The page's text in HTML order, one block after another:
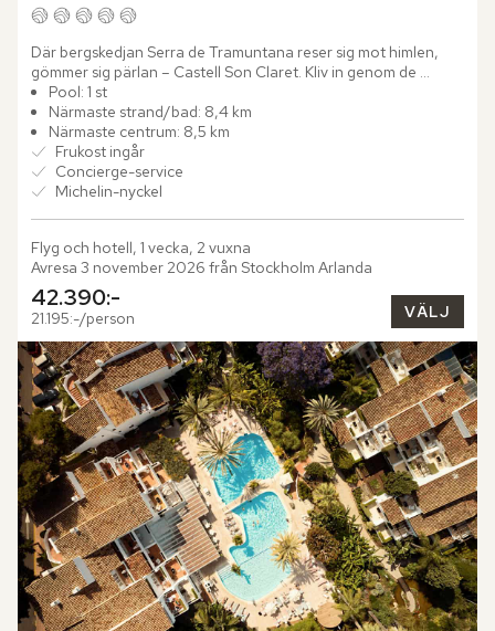
Där bergskedjan Serra de Tramuntana reser sig mot himlen,
gömmer sig pärlan – Castell Son Claret. Kliv in genom de
imponerande valven, där trägolv, marmor och kakel möter
samtida...
Pool: 1 st
Närmaste strand/bad: 8,4 km
Närmaste centrum: 8,5 km
Frukost ingår
Concierge-service
Michelin-nyckel
Flyg och hotell, 1 vecka, 2 vuxna
Avresa 3 november 2026 från Stockholm Arlanda
42.390:-
21.195:-/person VÄLJ